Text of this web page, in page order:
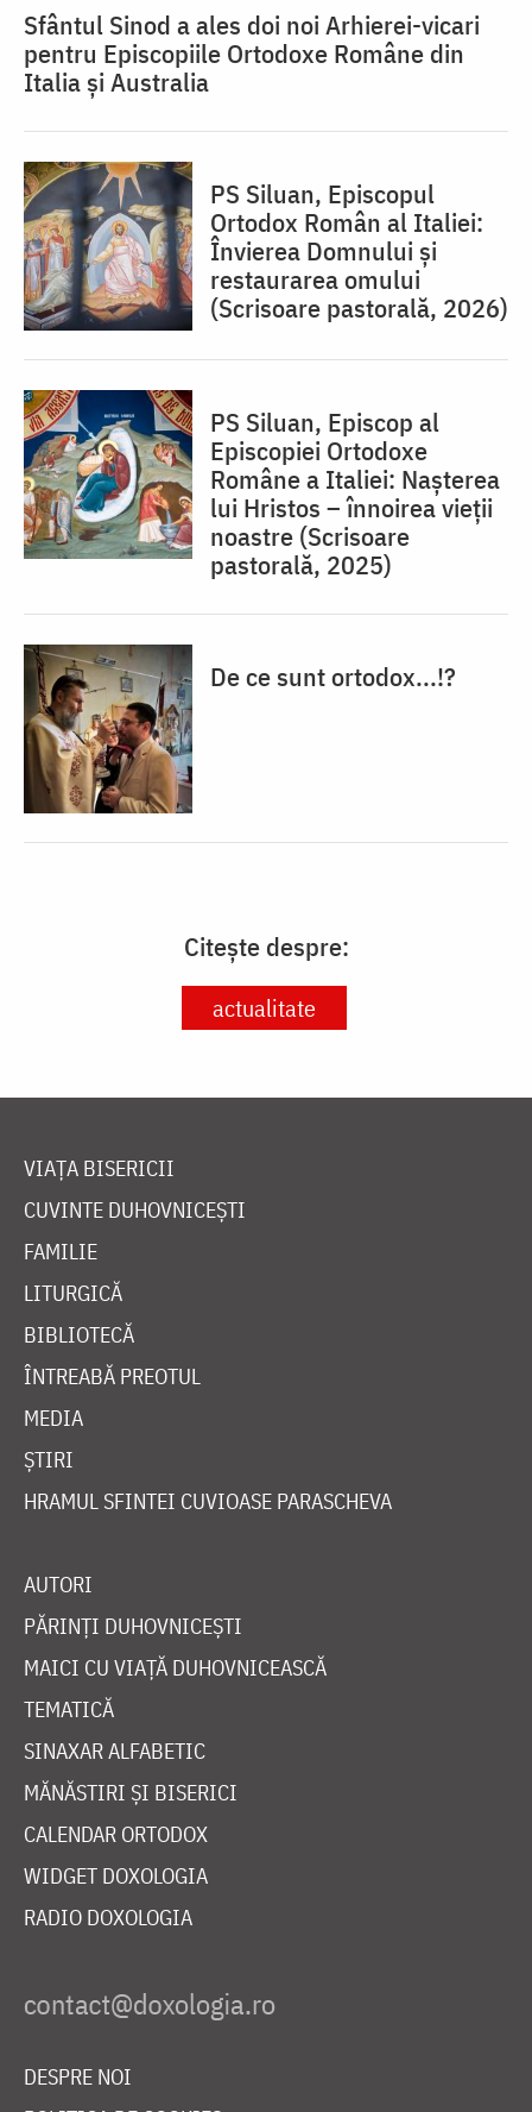
Sfântul Sinod a ales doi noi Arhierei-vicari
pentru Episcopiile Ortodoxe Române din
Italia și Australia
PS Siluan, Episcopul
Ortodox Român al Italiei:
Învierea Domnului și
restaurarea omului
(Scrisoare pastorală, 2026)
PS Siluan, Episcop al
Episcopiei Ortodoxe
Române a Italiei: Nașterea
lui Hristos – înnoirea vieții
noastre (Scrisoare
pastorală, 2025)
De ce sunt ortodox...!?
Citește despre:
actualitate
VIAȚA BISERICII
CUVINTE DUHOVNICEȘTI
FAMILIE
LITURGICĂ
BIBLIOTECĂ
ÎNTREABĂ PREOTUL
MEDIA
ȘTIRI
HRAMUL SFINTEI CUVIOASE PARASCHEVA
AUTORI
PĂRINȚI DUHOVNICEȘTI
MAICI CU VIAȚĂ DUHOVNICEASCĂ
TEMATICĂ
SINAXAR ALFABETIC
MĂNĂSTIRI ȘI BISERICI
CALENDAR ORTODOX
WIDGET DOXOLOGIA
RADIO DOXOLOGIA
DESPRE NOI